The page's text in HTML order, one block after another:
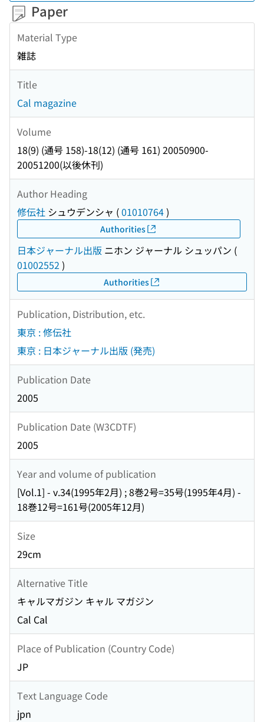
Paper
Material Type
雑誌
Title
Cal magazine
Volume
18(9) (通号 158)-18(12) (通号 161) 20050900-
20051200(以後休刊)
Author Heading
修伝社 シュウデンシャ (01010764)
Authorities
日本ジャーナル出版 ニホン ジャーナル シュッパン (
01002552 )
Authorities
Publication, Distribution, etc.
東京 : 修伝社
東京 : 日本ジャーナル出版 (発売)
Publication Date
2005
Publication Date (W3CDTF)
2005
Year and volume of publication
[Vol.1] - v.34(1995年2月) ; 8巻2号=35号(1995年4月) -
18巻12号=161号(2005年12月)
Size
29cm
Alternative Title
キャルマガジン キャル マガジン
Cal Cal
Place of Publication (Country Code)
JP
Text Language Code
jpn